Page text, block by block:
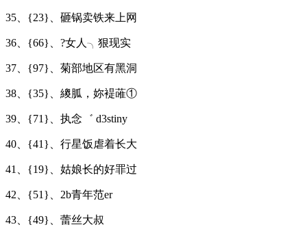
35、{23}、砸锅卖铁来上网
36、{66}、?女人╮狠现实
37、{97}、菊部地区有黑洞
38、{35}、繌胍，妳褆蓶①
39、{71}、执念゛ d3stiny
40、{41}、行星饭虐着长大
41、{19}、姑娘长的好罪过
42、{51}、2b青年范erゞ
43、{49}、蕾丝大叔